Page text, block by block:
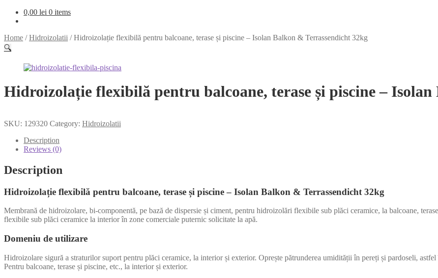
0,00 lei 0 items
Home /Hidroizolatii /Hidroizolație flexibilă pentru balcoane, terase și piscine – Isolan Balkon & Terrassendicht 32kg
🔍
Hidroizolație flexibilă pentru balcoane, terase și piscine –
SKU: 129320 Category: Hidroizolatii
Description
Reviews (0)
Description
Hidroizolație flexibilă pentru balcoane, terase și piscine – Isolan Balkon & Terrassendicht 32kg
Membrană de hidroizolare, bi-componentă, pe bază de dispersie și ciment, pentru hidroizolări flexibile sub plăci ceramice, la balcoane,
flexibile sub plăci ceramice la interior în zone comerciale puternic solicitate la apă.
Domeniu de utilizare
Hidroizolare sigură a straturilor suport pentru plăci ceramice, la interior și exterior. Oprește pătrunderea umidității în pereți și pardoseli,
Pentru balcoane, terase și piscine, etc., la interior și exterior.